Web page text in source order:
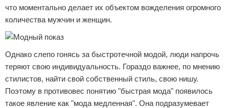
что моментально делает их объектом вожделения огромного
количества мужчин и женщин.
Однако слепо гонясь за быстротечной модой, люди напрочь
теряют свою индивидуальность. Гораздо важнее, по мнению
стилистов, найти свой собственный стиль, свою нишу.
Поэтому в противовес понятию "быстрая мода" появилось
такое явление как "мода медленная". Она подразумевает